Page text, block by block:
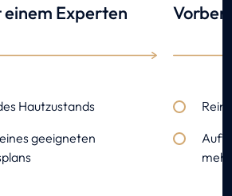
Experten
Hautzustands
geeigneten